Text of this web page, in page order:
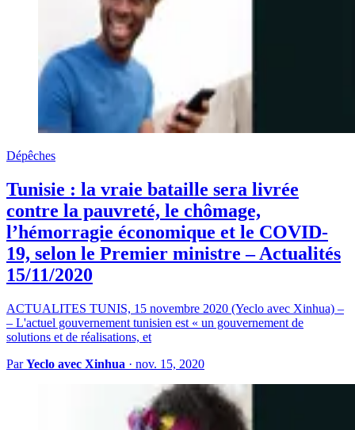
Dépêches
Tunisie : la vraie bataille sera livrée
contre la pauvreté, le chômage,
l’hémorragie économique et le COVID-
19, selon le Premier ministre – Actualités
15/11/2020
ACTUALITES TUNIS, 15 novembre 2020 (Yeclo avec Xinhua) –
– L'actuel gouvernement tunisien est « un gouvernement de
solutions et de réalisations, et
ParYeclo avec Xinhua · nov. 15, 2020